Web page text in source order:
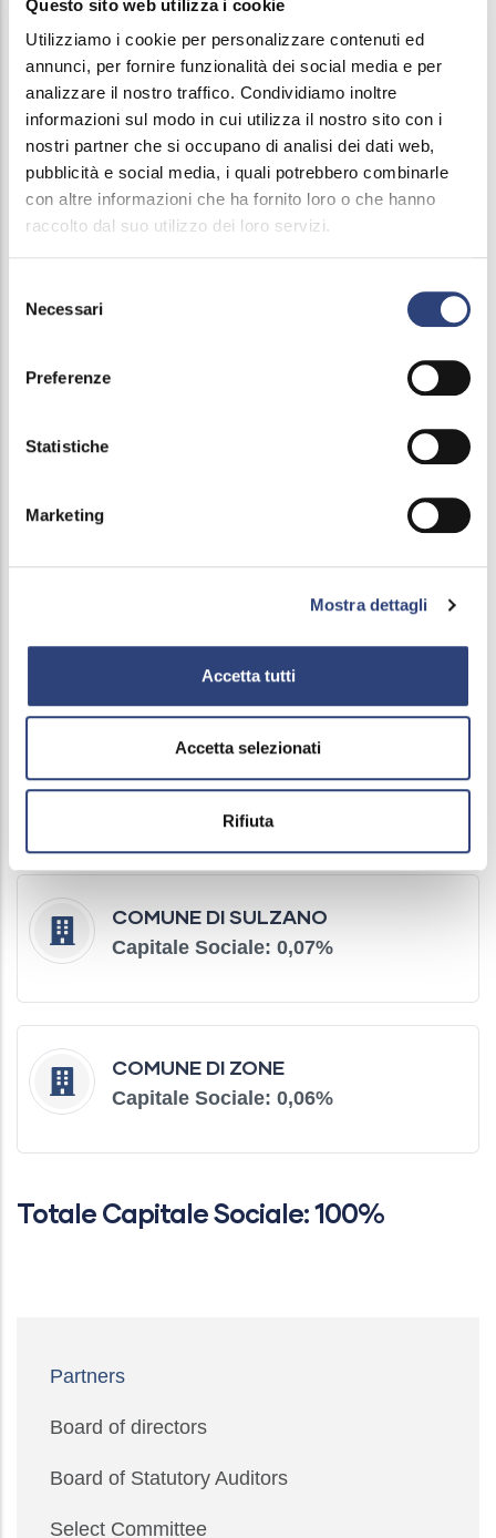
Questo sito web utilizza i cookie
Utilizziamo i cookie per personalizzare contenuti ed
annunci, per fornire funzionalità dei social media e per
analizzare il nostro traffico. Condividiamo inoltre
informazioni sul modo in cui utilizza il nostro sito con i
nostri partner che si occupano di analisi dei dati web,
pubblicità e social media, i quali potrebbero combinarle
con altre informazioni che ha fornito loro o che hanno
raccolto dal suo utilizzo dei loro servizi.
delNecessari
Preferenze
Statistiche
Marketing
Mostra dettagli
Accetta tutti
Accetta selezionati
Rifiuta
COMUNE DI RODENGO SAIANO
Capitale Sociale: 0,73%
SIRMIONE SERVIZI SRL
Capitale Sociale: 0,55%
COMUNE DI MONTICELLI BRUSATI
Capitale Sociale: 0,17%
Capitale Sociale: 0,17%
COMUNE DI SULZANO
Capitale Sociale: 0,07%
COMUNE DI ZONE
Capitale Sociale: 0,06%
Totale Capitale Sociale: 100%
Main
navigation
Partners
Board of directors
Board of Statutory Auditors
Select Committee